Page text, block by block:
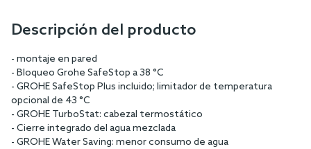
Descripción del producto
- montaje en pared
- Bloqueo Grohe SafeStop a 38 °C
- GROHE SafeStop Plus incluido; limitador de temperatura
opcional de 43 °C
- GROHE TurboStat: cabezal termostático
- Cierre integrado del agua mezclada
- GROHE Water Saving: menor consumo de agua